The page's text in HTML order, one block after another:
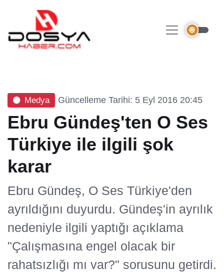
Medya Güncelleme Tarihi: 5 Eyl 2016 20:45
Ebru Gündeş'ten O Ses
Türkiye ile ilgili şok
karar
Ebru Gündeş, O Ses Türkiye'den
ayrıldığını duyurdu. Gündeş'in ayrılık
nedeniyle ilgili yaptığı açıklama
"Çalışmasına engel olacak bir
rahatsızlığı mı var?" sorusunu getirdi.